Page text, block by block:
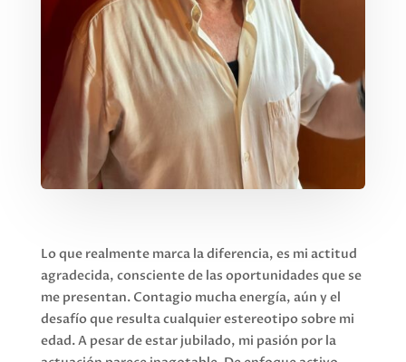
Lo que realmente marca la diferencia, es mi actitud
agradecida, consciente de las oportunidades que se
me presentan. Contagio mucha energía, aún y el
desafío que resulta cualquier estereotipo sobre mi
edad. A pesar de estar jubilado, mi pasión por la